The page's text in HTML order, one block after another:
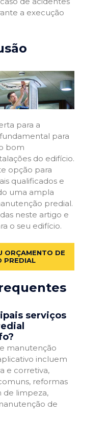
a execução
para a
para
bom
do edifício.
opção para
qualificados e
uma ampla
predial.
neste artigo e
o seu edifício.
ORÇAMENTO DE
PREDIAL
serviços
manutenção
incluem
e corretiva,
reformas
de limpeza,
de